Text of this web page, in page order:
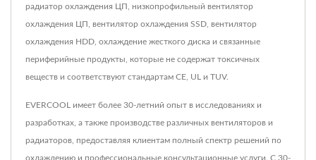
радиатор охлаждения ЦП, низкопрофильный вентилятор
охлаждения ЦП, вентилятор охлаждения SSD, вентилятор
охлаждения HDD, охлаждение жесткого диска и связанные
периферийные продукты, которые не содержат токсичных
веществ и соответствуют стандартам CE, UL и TUV.
EVERCOOL имеет более 30-летний опыт в исследованиях и
разработках, а также производстве различных вентиляторов и
радиаторов, предоставляя клиентам полный спектр решений по
охлаждению и профессиональные консультационные услуги. С 30-